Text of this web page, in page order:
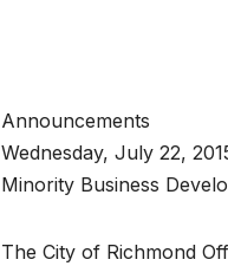
Announcements
Wednesday, July 22,
Minority Business
The City of Richmond